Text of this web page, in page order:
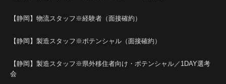
【静岡】物流スタッフ※経験者（面接確約）
【静岡】製造スタッフ※ポテンシャル（面接確約）
【静岡】製造スタッフ※県外移住者向け・ポテンシャル／1DAY選考
会